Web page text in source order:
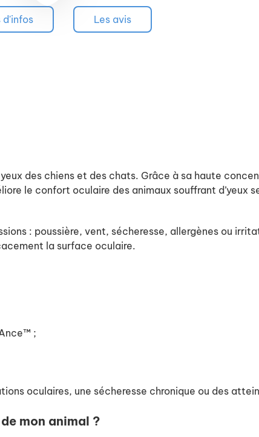
d'infos Les avis
des chiens et des chats. Grâce à sa haute
le confort oculaire des animaux souffrant d’yeux
: poussière, vent, sécheresse, allergènes ou
la surface oculaire.
;
oculaires, une sécheresse chronique ou des
mon animal ?